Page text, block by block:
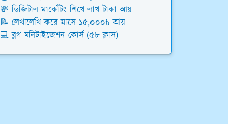
💸 ডিজিটাল মার্কেটিং শিখে লাখ টাকা আয়
📝 লেখালেখি করে মাসে ১৫,০০০৳ আয়
💻 ব্লগ মনিটাইজেশন কোর্স (৫৮ ক্লাস)